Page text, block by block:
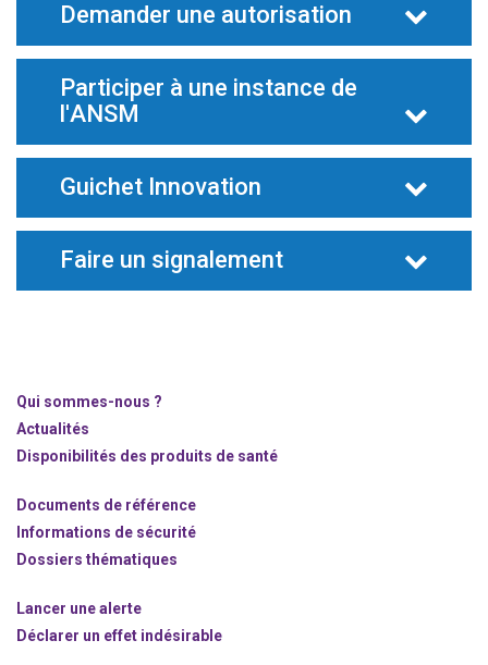
Demander une autorisation
Participer à une instance de
l'ANSM
Guichet Innovation
Faire un signalement
Qui sommes-nous ?
Actualités
Disponibilités des produits de santé
Documents de référence
Informations de sécurité
Dossiers thématiques
Lancer une alerte
Déclarer un effet indésirable